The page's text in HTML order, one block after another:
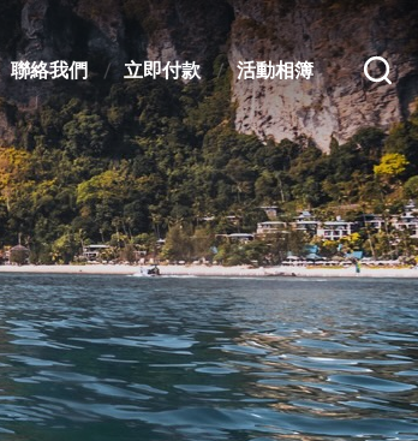
聯絡我們 立即付款 活動相簿